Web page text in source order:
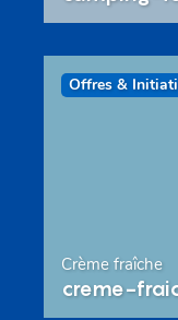
Offres &
Crème fraîche
creme-